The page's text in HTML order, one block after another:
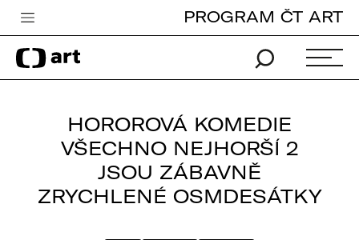
Česká televize
Zpravodajství
Pro děti
PROGRAM ČT ART
HOROROVÁ KOMEDIE
VŠECHNO NEJHORŠÍ 2
JSOU ZÁBAVNĚ
ZRYCHLENÉ OSMDESÁTKY